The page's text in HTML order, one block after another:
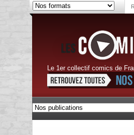
Le 1er collectif comics de